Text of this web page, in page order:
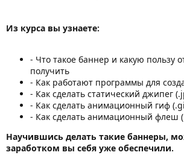
Из курса вы узнаете:
- Что такое баннер и какую пользу
получить
- Как работают программы для
- Как сделать статический джипег
- Как сделать анимационный гиф
- Как сделать анимационный флеш
Научившись делать такие баннеры,
заработком вы себя уже обеспечили.